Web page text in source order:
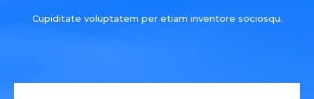
Cupiditate voluptatem per etiam inventore sociosqu.